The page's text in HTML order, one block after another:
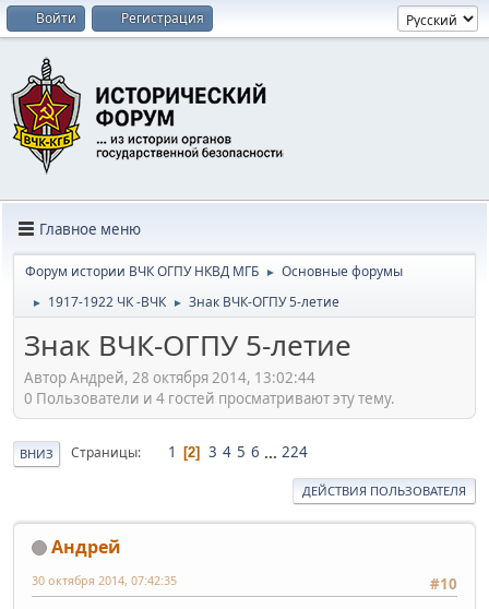
Войти Регистрация
Главное меню
Форум истории ВЧК ОГПУ НКВД МГБ ► Основные форумы
► 1917-1922 ЧК -ВЧК ► Знак ВЧК-ОГПУ 5-летие
Знак ВЧК-ОГПУ 5-летие
Автор Андрей, 28 октября 2014, 13:02:44
0 Пользователи и 4 гостей просматривают эту тему.
ВНИЗ Страницы 1 2 3 4 5 6 ... 224
ДЕЙСТВИЯ ПОЛЬЗОВАТЕЛЯ
Андрей
#10
30 октября 2014, 07:42:35